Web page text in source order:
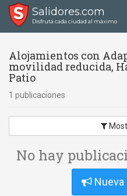
Salidores.com
Disfrutá cada ciudad al máximo
Alojamientos con
movilidad reducida,
Patio
1 publicaciones
No hay
Nueva